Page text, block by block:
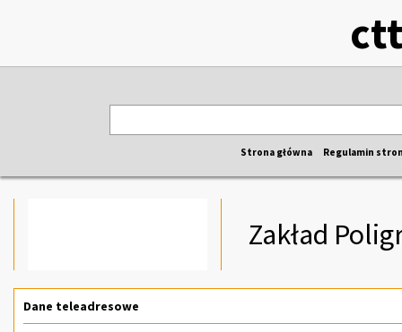
Strona główna Regulamin
Zakład
Dane teleadresowe